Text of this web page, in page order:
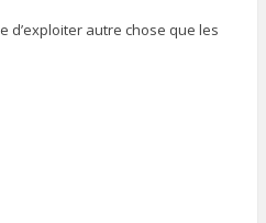
d’exploiter autre chose que les